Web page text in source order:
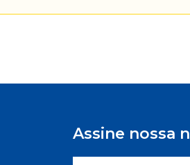
Assine nossa